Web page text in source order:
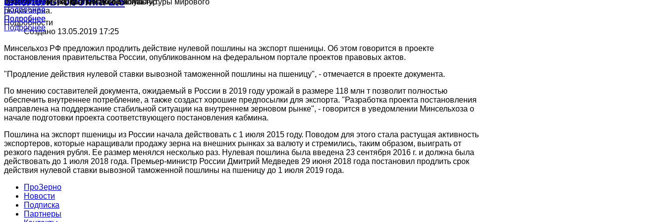
культур в России, краткий обзор конъюнктуры мирового
рынка зерна.
Подробнее
ячменя, муки и подсолнечного масла.
Подробнее
производства зерна и масличных культур.
Подробнее
Подробнее
Подробности
Создано 13.05.2019 17:25
Минсельхоз РФ предложил продлить действие нулевой пошлины на экспорт пшеницы. Об этом говорится в проекте
постановления правительства России, опубликованном на федеральном портале проектов правовых актов.
"Продление действия нулевой ставки вывозной таможенной пошлины на пшеницу", - отмечается в проекте документа.
По мнению составителей документа, ожидаемый в России в 2019 году урожай в размере 118 млн т позволит полностью
обеспечить внутреннее потребление, а также создаст хорошие предпосылки для экспорта. "Разработка проекта постановления
направлена на поддержание стабильной ситуации на внутреннем зерновом рынке", - говорится в уведомлении Минсельхоза о
начале подготовки проекта соответствующего постановления кабмина.
Пошлина на экспорт пшеницы из России начала действовать с 1 июля 2015 году. Поводом для этого стала растущая активность
экспортеров, которые наращивали продажу зерна на внешних рынках за валюту и стремились, таким образом, выиграть от
резкого падения рубля. Ее размер менялся несколько раз. Нулевая пошлина была введена 23 сентября 2016 г. и должна была
действовать до 1 июля 2018 года. Премьер-министр России Дмитрий Медведев 29 июня 2018 года постановил продлить срок
действия нулевой ставки вывозной таможенной пошлины на пшеницу до 1 июля 2019 года.
ПроЗерно
Новости
Подписка
Партнеры